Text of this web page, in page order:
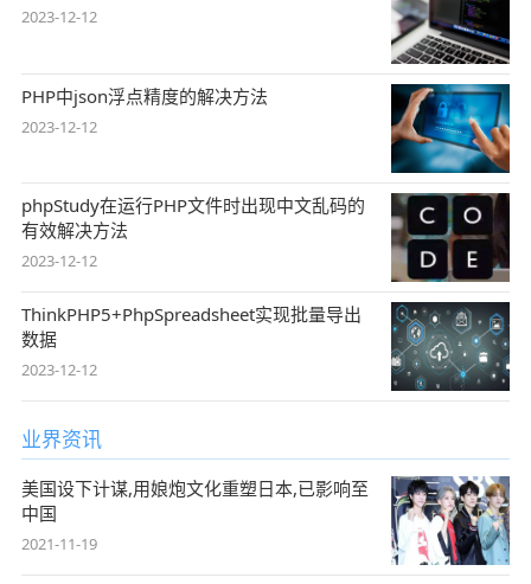
2023-12-12
PHP中json浮点精度的解决方法
2023-12-12
phpStudy在运行PHP文件时出现中文乱码的
有效解决方法
2023-12-12
ThinkPHP5+PhpSpreadsheet实现批量导出
数据
2023-12-12
业界资讯
美国设下计谋,用娘炮文化重塑日本,已影响至
中国
2021-11-19